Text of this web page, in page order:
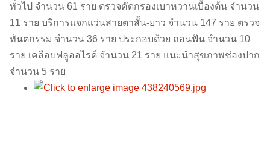
ทั่วไป จำนวน 61 ราย ตรวจคัดกรองเบาหวานเบื้องต้น จำนวน
11 ราย บริการแจกแว่นสายตาสั้น-ยาว จำนวน 147 ราย ตรวจ
ทันตกรรม จำนวน 36 ราย ประกอบด้วย ถอนฟัน จำนวน 10
ราย เคลือบฟลูออไรด์ จำนวน 21 ราย แนะนำสุขภาพช่องปาก
จำนวน 5 ราย